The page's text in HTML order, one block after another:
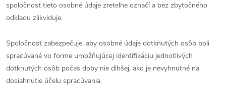
spoločnosť tieto osobné údaje zreteľne označí a bez zbytočného
odkladu zlikviduje.
Spoločnosť zabezpečuje, aby osobné údaje dotknutých osôb boli
spracúvané vo forme umožňujúcej identifikáciu jednotlivých
dotknutých osôb počas doby nie dlhšej, ako je nevyhnutné na
dosiahnutie účelu spracúvania.